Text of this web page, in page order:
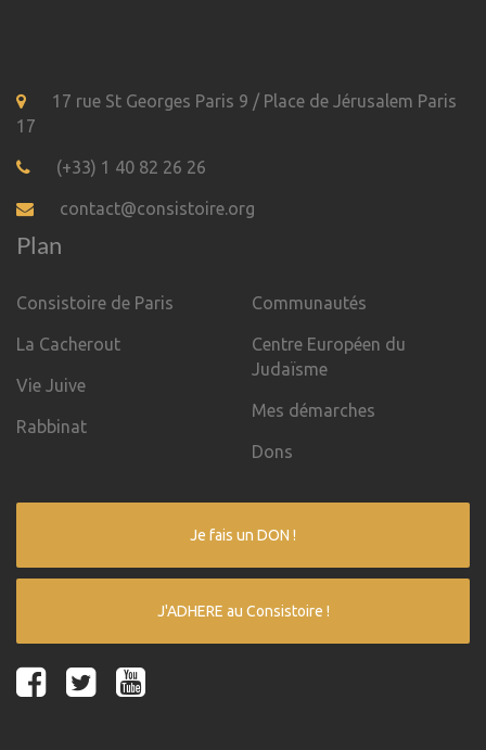
17 rue St Georges Paris 9 / Place de Jérusalem Paris
17
(+33) 1 40 82 26 26
contact@consistoire.org
Plan
Consistoire de Paris
La Cacherout
Vie Juive
Rabbinat
Communautés
Centre Européen du
Judaïsme
Mes démarches
Dons
Je fais un DON !
J'ADHERE au Consistoire !